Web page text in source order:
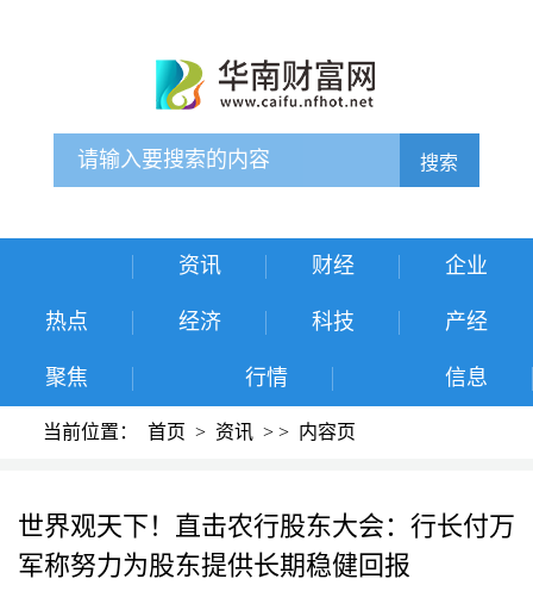
搜索
资讯 财经 企业
热点 经济 科技 产经
聚焦 行情 信息
当前位置： 首页 > 资讯 > > 内容页
世界观天下！直击农行股东大会：行长付万
军称努力为股东提供长期稳健回报